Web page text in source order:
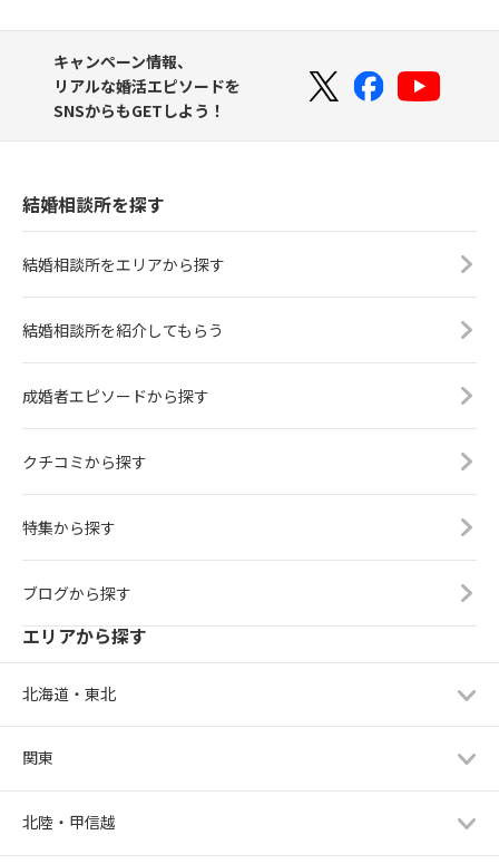
キャンペーン情報、
リアルな婚活エピソードを
SNSからもGETしよう！
結婚相談所を探す
結婚相談所をエリアから探す
結婚相談所を紹介してもらう
成婚者エピソードから探す
クチコミから探す
特集から探す
ブログから探す
エリアから探す
北海道・東北
関東
北陸・甲信越